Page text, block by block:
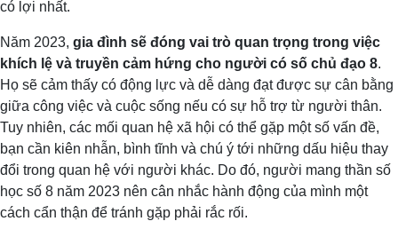
có lợi nhất.
Năm 2023, gia đình sẽ đóng vai trò quan trọng trong việc
khích lệ và truyền cảm hứng cho người có số chủ đạo 8.
Họ sẽ cảm thấy có động lực và dễ dàng đạt được sự cân bằng
giữa công việc và cuộc sống nếu có sự hỗ trợ từ người thân.
Tuy nhiên, các mối quan hệ xã hội có thể gặp một số vấn đề,
bạn cần kiên nhẫn, bình tĩnh và chú ý tới những dấu hiệu thay
đổi trong quan hệ với người khác. Do đó, người mang thần số
học số 8 năm 2023 nên cân nhắc hành động của mình một
cách cẩn thận để tránh gặp phải rắc rối.